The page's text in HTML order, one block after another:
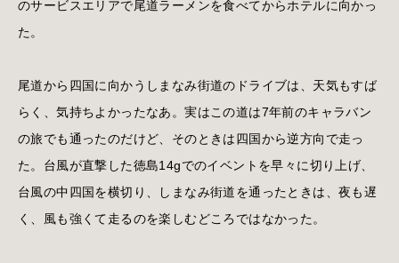
のサービスエリアで尾道ラーメンを食べてからホテルに向かっ
た。
尾道から四国に向かうしまなみ街道のドライブは、天気もすば
らく、気持ちよかったなあ。実はこの道は7年前のキャラバン
の旅でも通ったのだけど、そのときは四国から逆方向で走っ
た。台風が直撃した徳島14gでのイベントを早々に切り上げ、
台風の中四国を横切り、しまなみ街道を通ったときは、夜も遅
く、風も強くて走るのを楽しむどころではなかった。